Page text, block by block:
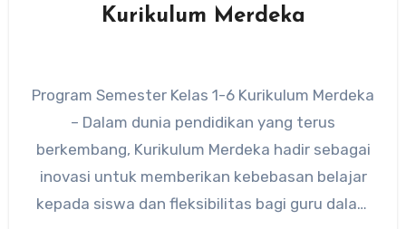
Kurikulum Merdeka
Program Semester Kelas 1-6 Kurikulum Merdeka
– Dalam dunia pendidikan yang terus
berkembang, Kurikulum Merdeka hadir sebagai
inovasi untuk memberikan kebebasan belajar
kepada siswa dan fleksibilitas bagi guru dalam